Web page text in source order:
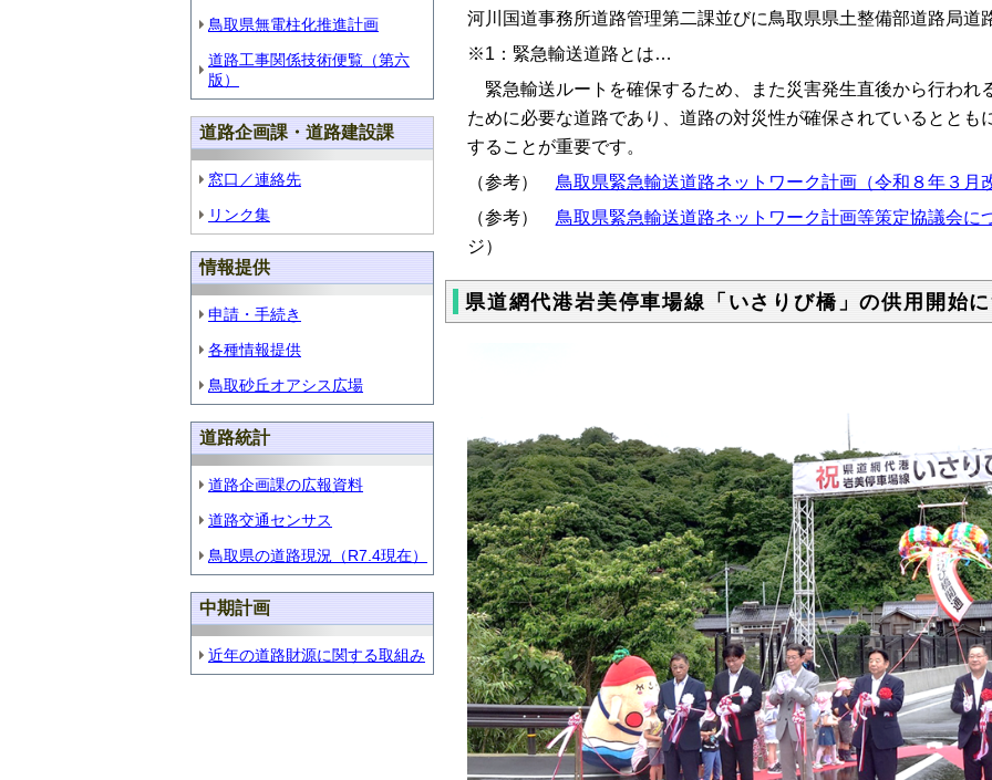
鳥取県無電柱化推進計画
道路工事関係技術便覧（第六
版）
道路企画課・道路建設課
窓口／連絡先
リンク集
情報提供
申請・手続き
各種情報提供
鳥取砂丘オアシス広場
道路統計
道路企画課の広報資料
道路交通センサス
鳥取県の道路現況（R7.4現在）
中期計画
近年の道路財源に関する取組み
河川国道事務所道路管理第二課並びに鳥取県県土整備部道路局道
※1：緊急輸送道路とは…
緊急輸送ルートを確保するため、また災害発生直後から行われ
ために必要な道路であり、道路の対災性が確保されているととも
することが重要です。
（参考） 鳥取県緊急輸送道路ネットワーク計画（令和８年３月
（参考） 鳥取県緊急輸送道路ネットワーク計画等策定協議会に
ジ）
県道網代港岩美停車場線「いさりび橋」の供用開始